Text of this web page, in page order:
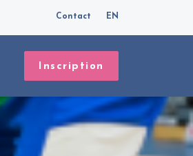
Contact EN
Inscription